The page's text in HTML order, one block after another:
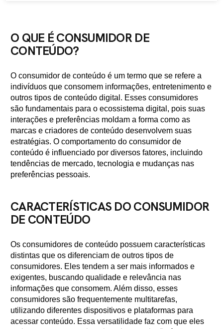
O QUE É CONSUMIDOR DE
CONTEÚDO?
O consumidor de conteúdo é um termo que se refere a
indivíduos que consomem informações, entretenimento e
outros tipos de conteúdo digital. Esses consumidores
são fundamentais para o ecossistema digital, pois suas
interações e preferências moldam a forma como as
marcas e criadores de conteúdo desenvolvem suas
estratégias. O comportamento do consumidor de
conteúdo é influenciado por diversos fatores, incluindo
tendências de mercado, tecnologia e mudanças nas
preferências pessoais.
CARACTERÍSTICAS DO CONSUMIDOR
DE CONTEÚDO
Os consumidores de conteúdo possuem características
distintas que os diferenciam de outros tipos de
consumidores. Eles tendem a ser mais informados e
exigentes, buscando qualidade e relevância nas
informações que consomem. Além disso, esses
consumidores são frequentemente multitarefas,
utilizando diferentes dispositivos e plataformas para
acessar conteúdo. Essa versatilidade faz com que eles